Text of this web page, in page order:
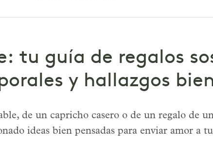
tu guía de regalos
y hallazgos
de un capricho casero o de un regalo de
ideas bien pensadas para enviar amor a